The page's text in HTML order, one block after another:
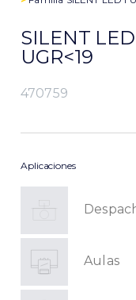
SILENT
UGR<19
470759
Aplicaciones
Aulas